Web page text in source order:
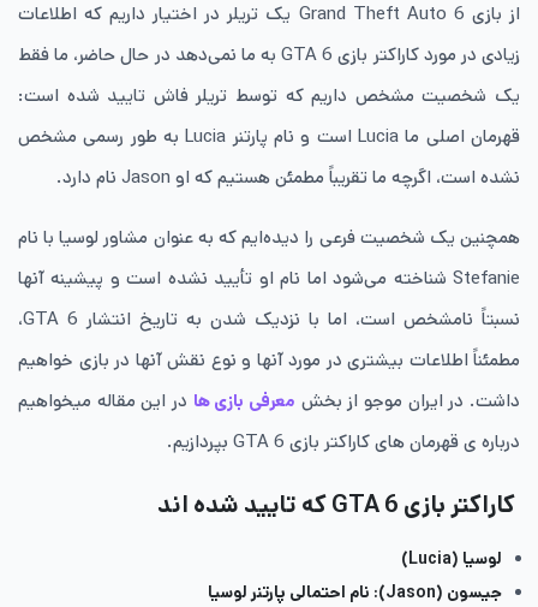
از بازی Grand Theft Auto 6 یک تریلر در اختیار داریم که اطلاعات
زیادی در مورد کاراکتر بازی GTA 6 به ما نمی‌دهد در حال حاضر، ما فقط
یک شخصیت مشخص داریم که توسط تریلر فاش تایید شده است:
قهرمان اصلی ما Lucia است و نام پارتنر Lucia به طور رسمی مشخص
نشده است، اگرچه ما تقریباً مطمئن هستیم که او Jason نام دارد.
همچنین یک شخصیت فرعی را دیده‌ایم که به عنوان مشاور لوسیا با نام
Stefanie شناخته می‌شود اما نام او تأیید نشده است و پیشینه آنها
نسبتاً نامشخص است، اما با نزدیک شدن به تاریخ انتشار GTA 6،
مطمئناً اطلاعات بیشتری در مورد آنها و نوع نقش آنها در بازی خواهیم
داشت. در ایران موجو از بخش معرفی بازی ها در این مقاله میخواهیم
درباره ی قهرمان های کاراکتر بازی GTA 6 بپردازیم.
کاراکتر بازی GTA 6 که تایید شده اند
لوسیا (Lucia)
جیسون (Jason): نام احتمالی پارتنر لوسیا